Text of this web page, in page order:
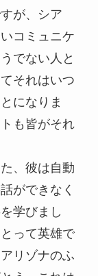
が、シア
コミュニケ
でない人と
それはいつ
になりま
も皆がそれ
、彼は自動
ができなく
学びまし
って英雄で
リゾナのふ